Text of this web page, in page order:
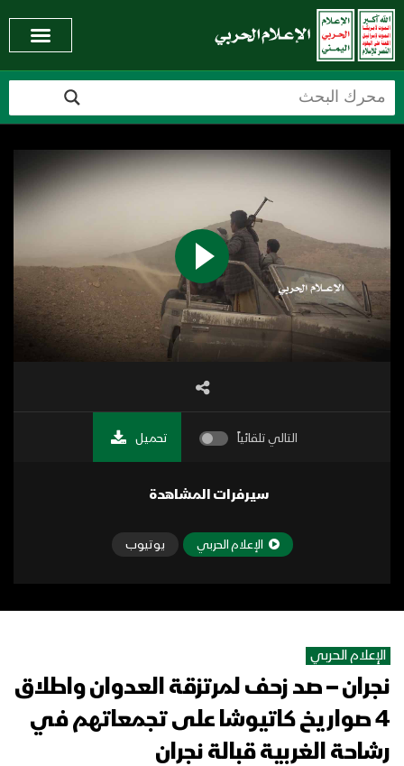
التالي تلقائياً تحميل
سيرفرات المشاهدة
الإعلام الحربي يوتيوب
الإعلام الحربي
نجران – صد زحف لمرتزقة العدوان واطلاق
4 صواريخ كاتيوشا على تجمعاتهم في
رشاحة الغربية قبالة نجران